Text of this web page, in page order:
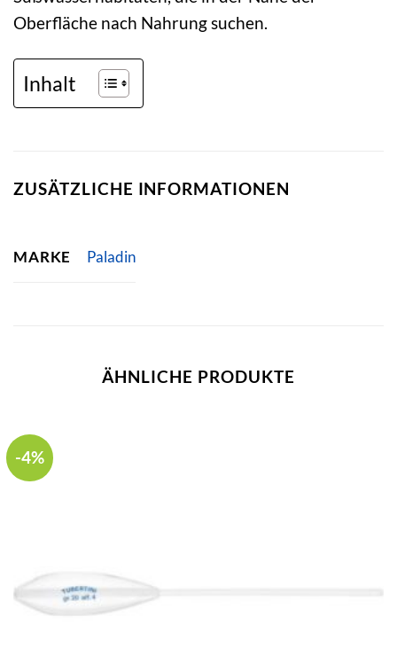
Oberfläche nach Nahrung suchen.
Inhalt
ZUSÄTZLICHE INFORMATIONEN
MARKE Paladin
ÄHNLICHE PRODUKTE
-4%